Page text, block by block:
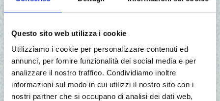
Questo sito web utilizza i cookie
Utilizziamo i cookie per personalizzare contenuti ed
annunci, per fornire funzionalità dei social media e per
analizzare il nostro traffico. Condividiamo inoltre
informazioni sul modo in cui utilizzi il nostro sito con i
nostri partner che si occupano di analisi dei dati web,